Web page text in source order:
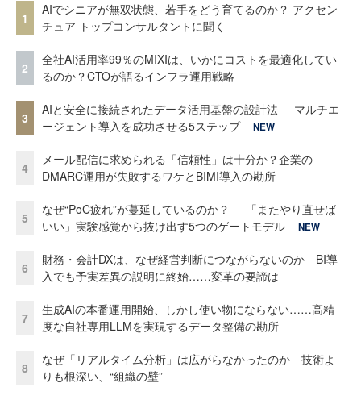
1
AIでシニアが無双状態、若手をどう育てるのか？ アクセン
チュア トップコンサルタントに聞く
2
全社AI活用率99％のMIXIは、いかにコストを最適化してい
るのか？CTOが語るインフラ運用戦略
3
AIと安全に接続されたデータ活用基盤の設計法──マルチエ
ージェント導入を成功させる5ステップ
NEW
4
メール配信に求められる「信頼性」は十分か？企業の
DMARC運用が失敗するワケとBIMI導入の勘所
5
なぜ“PoC疲れ”が蔓延しているのか？──「またやり直せば
いい」実験感覚から抜け出す5つのゲートモデル
NEW
6
財務・会計DXは、なぜ経営判断につながらないのか BI導
入でも予実差異の説明に終始……変革の要諦は
7
生成AIの本番運用開始、しかし使い物にならない……高精
度な自社専用LLMを実現するデータ整備の勘所
8
なぜ「リアルタイム分析」は広がらなかったのか 技術よ
りも根深い、“組織の壁”